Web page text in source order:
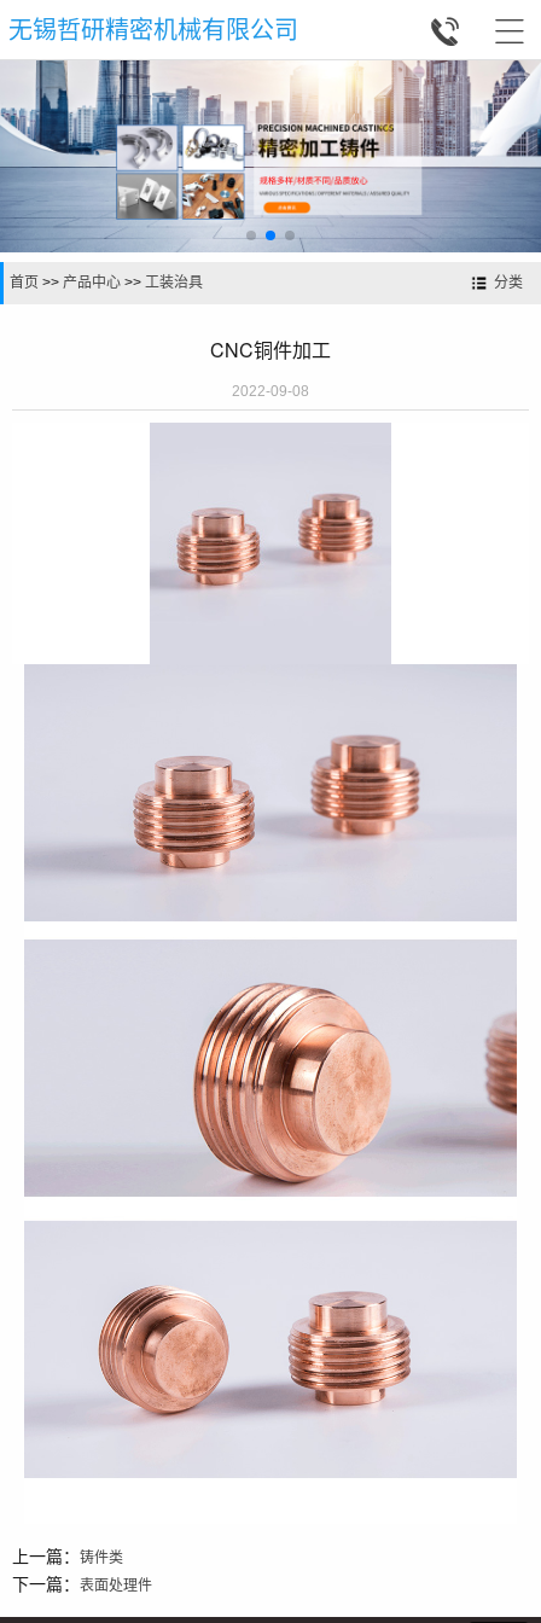
无锡哲研精密机械有限公司 

分类
首页 >> 产品中心 >> 工装治具
CNC铜件加工
2022-09-08
上一篇： 铸件类
下一篇： 表面处理件